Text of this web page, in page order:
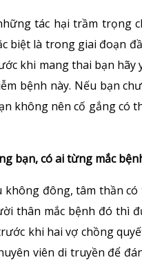
Danh mục giá thuốc
tác hại trầm trọng
biệt là trong giai đoạn
khi mang thai bạn hãy
bệnh này. Nếu bạn
không nên cố gắng có
bạn, có ai từng mắc
đông, tâm thần
thân mắc bệnh đó thì
khi hai vợ chồng
viên di truyền để